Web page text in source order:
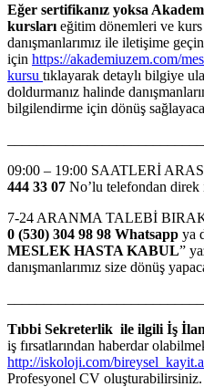
Eğer sertifikanız yoksa
kursları eğitim dönemleri ve
danışmanlarımız ile iletişime
için https://akademiuzem.com/
kursu tıklayarak detaylı bilgiye
doldurmanız halinde
bilgilendirme için dönüş
09:00 – 19:00 SAATLERİ
444 33 07 No’lu telefondan
7-24 ARANMA TALEBİ
0 (530) 304 98 98 Whatsapp ya
MESLEK HASTA KABUL”
danışmanlarımız size dönüş
Tıbbi Sekreterlik ile ilgili İş
iş fırsatlarından haberdar
http://iskoloji.com/
Profesyonel CV oluşturabilirsiniz.